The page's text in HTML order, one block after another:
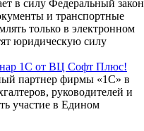
в силу Федеральный закон
и транспортные
только в электронном
юридическую силу
1С от ВЦ Софт Плюс!
партнер фирмы «1С» в
руководителей и
участие в Едином